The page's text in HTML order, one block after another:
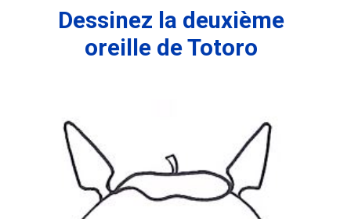
Dessinez la deuxième
oreille de Totoro